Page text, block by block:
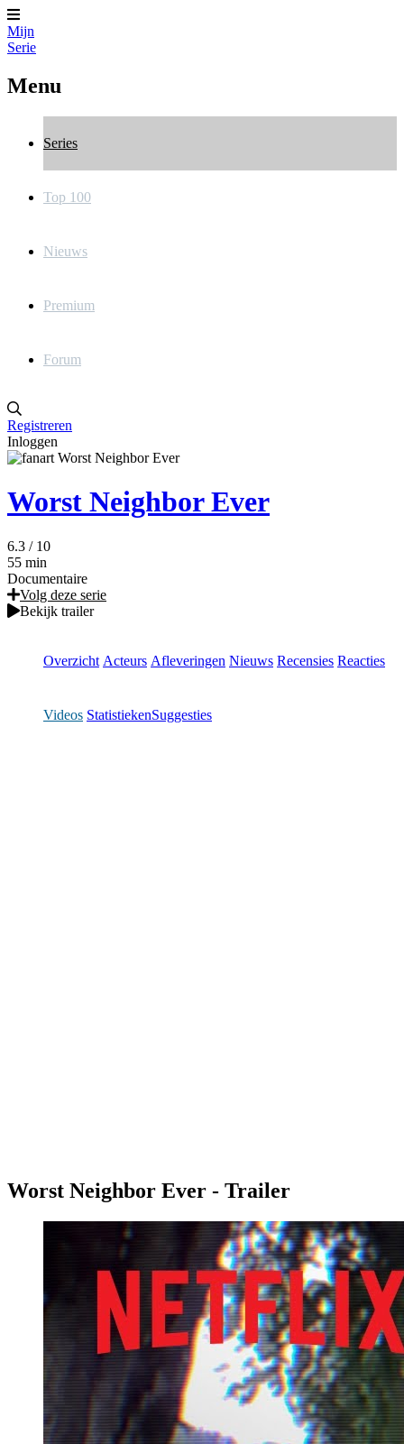
Mijn
Serie
Menu
Series
Top 100
Nieuws
Premium
Forum
Registreren
Inloggen
Worst Neighbor Ever
6.3 / 10
55 min
Documentaire
Volg deze serie
Bekijk trailer
Overzicht Acteurs Afleveringen Nieuws Recensies Reacties
Videos StatistiekenSuggesties
Worst Neighbor Ever - Trailer